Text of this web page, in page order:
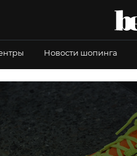
Новости шопинга